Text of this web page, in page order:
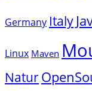
Germany Italy
Linux Maven
Natur